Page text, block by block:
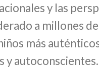
y las
a millones
más
y autoconscientes.